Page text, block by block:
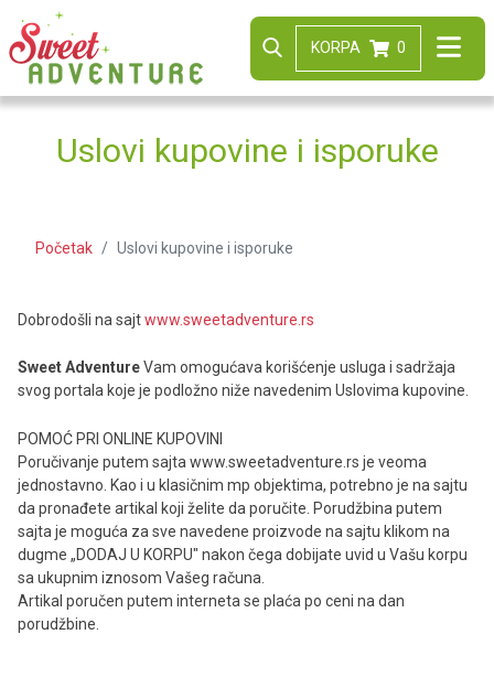
KORPA 0
Uslovi kupovine i isporuke
Početak Uslovi kupovine i isporuke
Dobrodošli na sajtwww.sweetadventure.rs
Sweet AdventureVam omogućava korišćenje usluga i sadržaja
svog portala koje je podložno niže navedenim Uslovima kupovine.
POMOĆ PRI ONLINE KUPOVINI
Poručivanje putem sajta www.sweetadventure.rs je veoma
jednostavno. Kao i u klasičnim mp objektima, potrebno je na sajtu
da pronađete artikal koji želite da poručite. Porudžbina putem
sajta je moguća za sve navedene proizvode na sajtu klikom na
dugme „DODAJ U KORPU" nakon čega dobijate uvid u Vašu korpu
sa ukupnim iznosom Vašeg računa.
Artikal poručen putem interneta se plaća po ceni na dan
porudžbine.